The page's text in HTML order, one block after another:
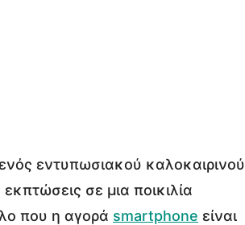
εντυπωσιακού καλοκαιρινού
σε μια ποικιλία
που η αγορά smartphone είναι